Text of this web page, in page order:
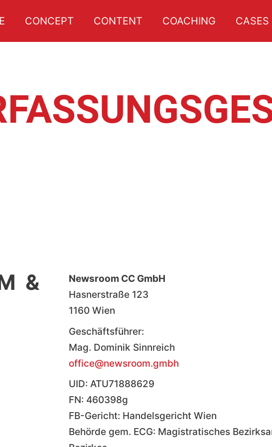
CONCEPT CONTENT COACHING CASES
&
Newsroom CC GmbH
Hasnerstraße 123
1160 Wien
Geschäftsführer:
Mag. Dominik Sinnreich
office@newsroom.gmbh
UID: ATU71888629
FN: 460398g
FB-Gericht: Handelsgericht Wien
Behörde gem. ECG: Magistratisches